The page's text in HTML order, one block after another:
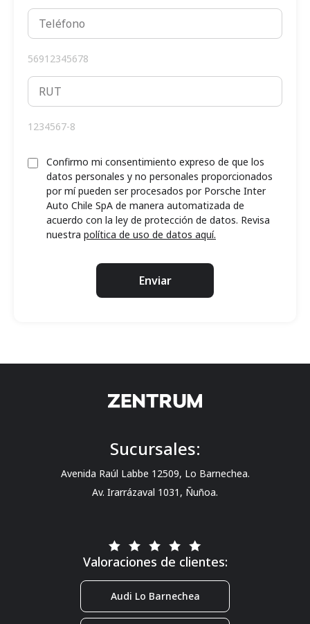
56912345678
1234567-8
Confirmo mi consentimiento expreso de que los
datos personales y no personales proporcionados
por mí pueden ser procesados por Porsche Inter
Auto Chile SpA de manera automatizada de
acuerdo con la ley de protección de datos. Revisa
nuestra política de uso de datos aquí.
Valoraciones de clientes:
Audi Lo Barnechea
Sucursales:
Avenida Raúl Labbe 12509, Lo Barnechea.
Av. Irarrázaval 1031, Ñuñoa.